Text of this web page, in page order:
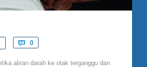
 0Comments
aliran darah ke otak terganggu dan